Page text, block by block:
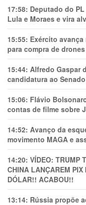
17:58: Deputado do
Lula e Moraes e vira
15:55: Exército
para compra de
15:44: Alfredo Gaspar
candidatura ao
15:06: Flávio
contas de filme sobre
14:52: Avanço da
movimento MAGA e
14:20: VÍDEO: TRUMP
CHINA LANÇAREM
DÓLAR!! ACABOU!!
13:14: Rússia propõe